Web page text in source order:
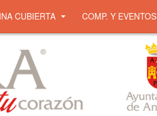
CUBIERTA COMP. Y EVENTOS